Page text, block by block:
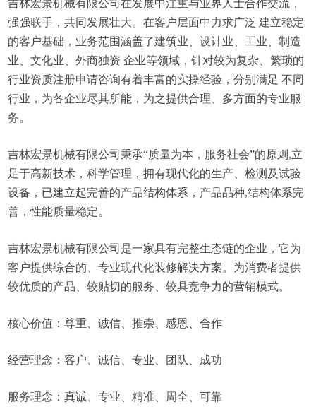
吉林宏景机械有限公司在发展中注重与业界人士合作交流，
强强联手，共同发展壮大。在客户层面中力求广泛 建立稳定
的客户基础，业务范围涵盖了建筑业、设计业、工业、制造
业、文化业、外商独资 企业等领域，针对较为复杂、繁琐的
行业资质注册申请咨询有着丰富的实操经验，分别满足 不同
行业，为各企业尽其所能，为之提供合理、多方面的专业服
务。
吉林宏景机械有限公司秉承“质量为本，服务社会”的原则,立
足于高新技术，科学管理，拥有现代化的生产、检测及试验
设备，已建立起完善的产品结构体系，产品品种,结构体系完
善，性能质量稳定。
吉林宏景机械有限公司是一家具有完整生态链的企业，它为
客户提供综合的、专业现代化装修解决方案。为消费者提供
较优质的产品、较贴切的服务、较具竞争力的营销模式。
核心价值：尊重、诚信、推崇、感恩、合作
经营理念：客户、诚信、专业、团队、成功
服务理念：真诚、专业、精准、周全、可靠